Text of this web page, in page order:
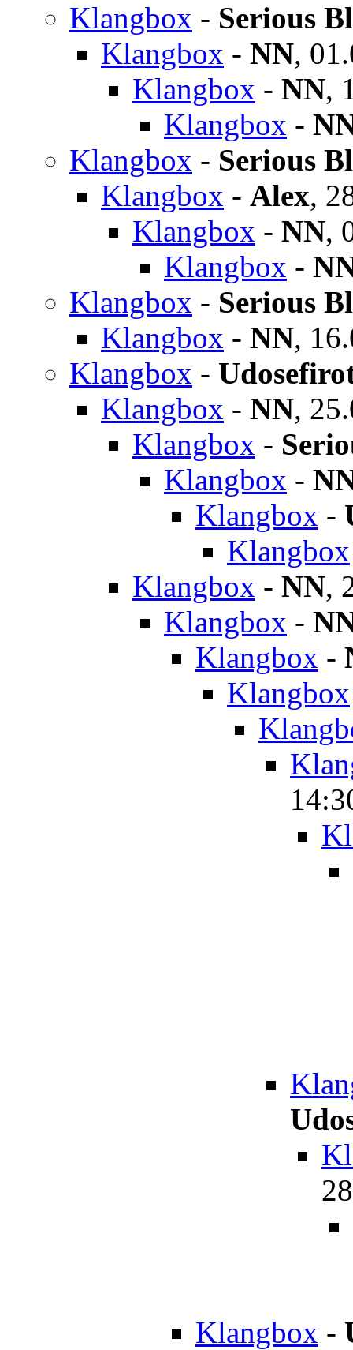
Klangbox - Serious
Klangbox - NN,
Klangbox - NN,
Klangbox -
Klangbox - Serious
Klangbox - Alex,
Klangbox - NN,
Klangbox -
Klangbox - Serious
Klangbox - NN,
Klangbox -
Klangbox - NN,
Klangbox -
Klangbox -
Klangbox -
Klangbox
Klangbox - NN,
Klangbox -
Klangbox -
Klangbox
Klangbox -